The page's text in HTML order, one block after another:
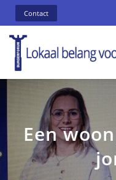
Contact
Een